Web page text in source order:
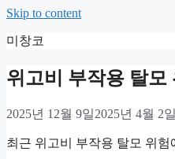
Skip to content
미창코
위고비 부작용 탈모
2025년 12월 9일2025년 4월 2일
최근 위고비 부작용 탈모 위